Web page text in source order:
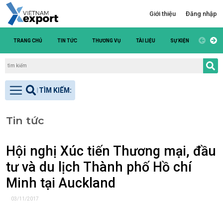
Giới thiệu Đăng nhập
TRANG CHỦ TIN TỨC THƯƠNG VỤ TÀI LIỆU SỰ KIỆN DANH
Tin tức
Hội nghị Xúc tiến Thương mại, đầu
tư và du lịch Thành phố Hồ chí
Minh tại Auckland
03/11/2017